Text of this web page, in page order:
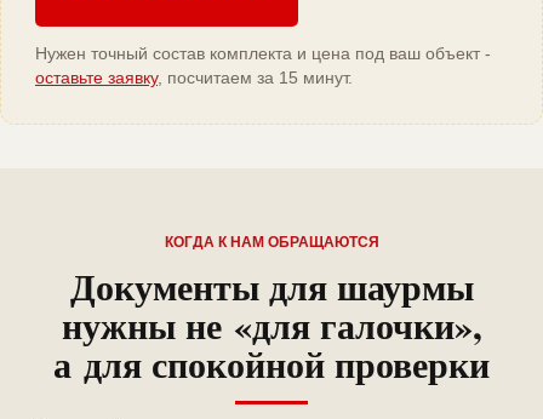
Нужен точный состав комплекта и цена под ваш объект -
оставьте заявку, посчитаем за 15 минут.
КОГДА К НАМ ОБРАЩАЮТСЯ
Документы для шаурмы
нужны не «для галочки»,
а для спокойной проверки